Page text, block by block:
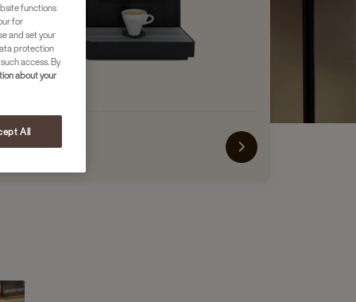
SKYE
functions
for
and set your
protection
access. By
about your
All